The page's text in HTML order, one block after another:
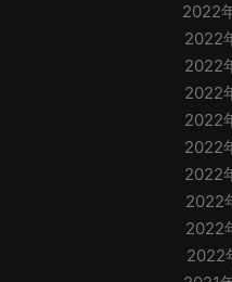
2022
2022
2022
2022
2022
2022
2022
2022
2022
2022